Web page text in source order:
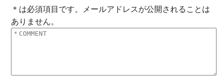
＊は必須項目です。メールアドレスが公開されることは
ありません。